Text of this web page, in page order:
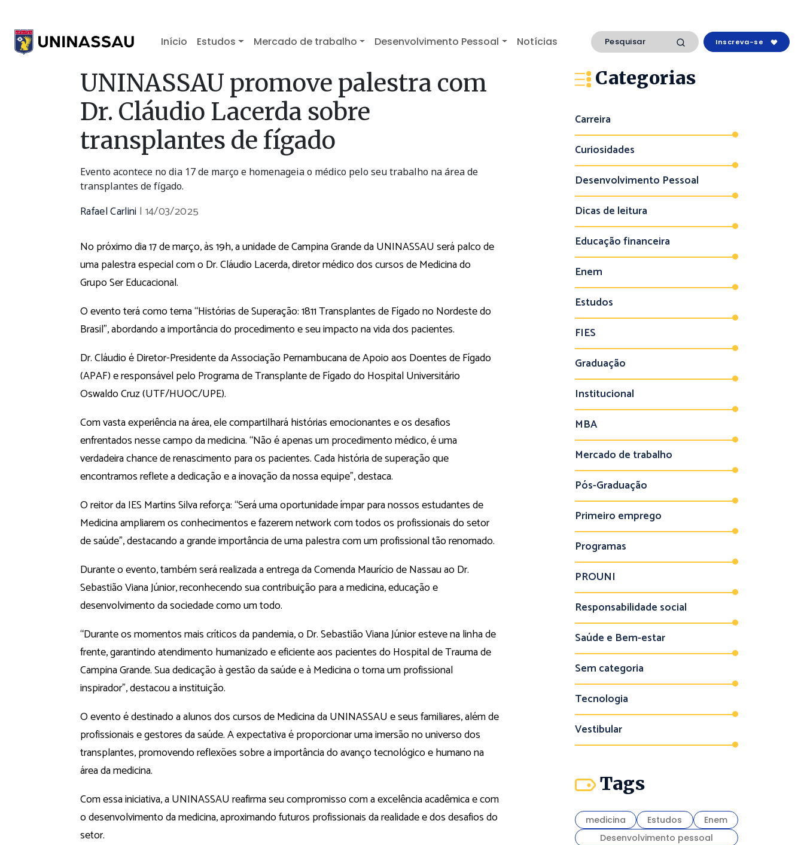
Início Estudos Mercado de trabalho Desenvolvimento Pessoal Notícias Inscreva-se
UNINASSAU promove palestra com
Dr. Cláudio Lacerda sobre
transplantes de fígado
Evento acontece no dia 17 de março e homenageia o médico pelo seu trabalho na área de
transplantes de fígado.
Rafael Carlini | 14/03/2025
No próximo dia 17 de março, às 19h, a unidade de Campina Grande da UNINASSAU será palco de
uma palestra especial com o Dr. Cláudio Lacerda, diretor médico dos cursos de Medicina do
Grupo Ser Educacional.
O evento terá como tema “Histórias de Superação: 1811 Transplantes de Fígado no Nordeste do
Brasil”, abordando a importância do procedimento e seu impacto na vida dos pacientes.
Dr. Cláudio é Diretor-Presidente da Associação Pernambucana de Apoio aos Doentes de Fígado
(APAF) e responsável pelo Programa de Transplante de Fígado do Hospital Universitário
Oswaldo Cruz (UTF/HUOC/UPE).
Com vasta experiência na área, ele compartilhará histórias emocionantes e os desafios
enfrentados nesse campo da medicina. “Não é apenas um procedimento médico, é uma
verdadeira chance de renascimento para os pacientes. Cada história de superação que
encontramos reflete a dedicação e a inovação da nossa equipe”, destaca.
O reitor da IES Martins Silva reforça: “Será uma oportunidade ímpar para nossos estudantes de
Medicina ampliarem os conhecimentos e fazerem network com todos os profissionais do setor
de saúde”, destacando a grande importância de uma palestra com um profissional tão renomado.
Durante o evento, também será realizada a entrega da Comenda Maurício de Nassau ao Dr.
Sebastião Viana Júnior, reconhecendo sua contribuição para a medicina, educação e
desenvolvimento da sociedade como um todo.
“Durante os momentos mais críticos da pandemia, o Dr. Sebastião Viana Júnior esteve na linha de
frente, garantindo atendimento humanizado e eficiente aos pacientes do Hospital de Trauma de
Campina Grande. Sua dedicação à gestão da saúde e à Medicina o torna um profissional
inspirador”, destacou a instituição.
O evento é destinado a alunos dos cursos de Medicina da UNINASSAU e seus familiares, além de
profissionais e gestores da saúde. A expectativa é proporcionar uma imersão no universo dos
transplantes, promovendo reflexões sobre a importância do avanço tecnológico e humano na
área da medicina.
Com essa iniciativa, a UNINASSAU reafirma seu compromisso com a excelência acadêmica e com
o desenvolvimento da medicina, aproximando futuros profissionais da realidade e dos desafios do
setor.
Categorias
Carreira
Curiosidades
Desenvolvimento Pessoal
Dicas de leitura
Educação financeira
Enem
Estudos
FIES
Graduação
Institucional
MBA
Mercado de trabalho
Pós-Graduação
Primeiro emprego
Programas
PROUNI
Responsabilidade social
Saúde e Bem-estar
Sem categoria
Tecnologia
Vestibular
Tags
medicina Estudos
Enem
Desenvolvimento pessoal